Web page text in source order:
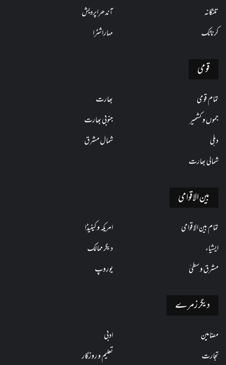
تلنگانہ
آندھراپردیش
کرناٹک
مہاراشٹرا
قومی
تمام قومی
بھارت
جموں و کشمیر
جنوبی بھارت
دہلی
شمال مشرق
شمالی بھارت
بین الاقوامی
تمام بین الاقوامی
امریکہ و کینیڈا
ایشیاء
دیگر ممالک
مشرق وسطیٰ
یوروپ
دیگر زمرے
مضامین
ادبی
تجارت
تعلیم و روزگار